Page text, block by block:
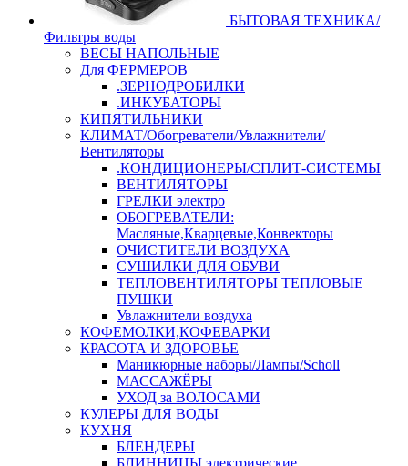
БЫТОВАЯ ТЕХНИКА/
Фильтры воды
ВЕСЫ НАПОЛЬНЫЕ
Для ФЕРМЕРОВ
.ЗЕРНОДРОБИЛКИ
.ИНКУБАТОРЫ
КИПЯТИЛЬНИКИ
КЛИМАТ/Обогреватели/Увлажнители/
Вентиляторы
.КОНДИЦИОНЕРЫ/СПЛИТ-СИСТЕМЫ
ВЕНТИЛЯТОРЫ
ГРЕЛКИ электро
ОБОГРЕВАТЕЛИ:
Масляные,Кварцевые,Конвекторы
ОЧИСТИТЕЛИ ВОЗДУХА
СУШИЛКИ ДЛЯ ОБУВИ
ТЕПЛОВЕНТИЛЯТОРЫ ТЕПЛОВЫЕ
ПУШКИ
Увлажнители воздуха
КОФЕМОЛКИ,КОФЕВАРКИ
КРАСОТА И ЗДОРОВЬЕ
Маникюрные наборы/Лампы/Scholl
МАССАЖЁРЫ
УХОД за ВОЛОСАМИ
КУЛЕРЫ ДЛЯ ВОДЫ
КУХНЯ
БЛЕНДЕРЫ
БЛИННИЦЫ электрические